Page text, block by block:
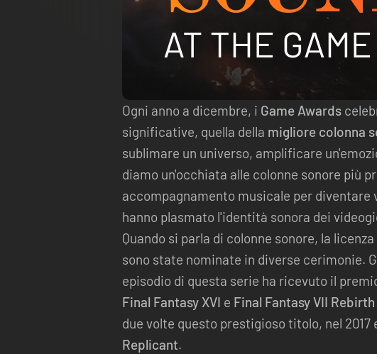
Ogni anno a dicembre, i Game Awards
significative, quella della migliore colonna
sublimare un universo, amplificare
diamo un'occhiata alle colonne sonore più
accompagnamento musicale per
hanno plasmato l'identità sonora dei
Quando si parla di colonne sonore, la licenza
sono state nominate in diverse cerimonie.
episodio di questa serie ha ricevuto il
Final Fantasy XVI e Final Fantasy VII Rebirth
due volte questo prestigioso titolo, nel 2017
Replicant.